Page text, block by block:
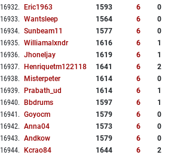
16932. Eric1963 1593 6
0
16933. Wantsleep 1564 6
0
16934. Sunbeam11 1577 6
0
16935. Williamalxndr 1616 6
1
16936. Jhoneljay 1619 6
1
16937. Henriquetm122118 1641 6
2
16938. Misterpeter 1614 6
0
16939. Prabath_ud 1614 6
1
16940. Bbdrums 1597 6
1
16941 . Goyocm 1579 6
0
16942. Anna04 1573 6
0
16943. Andkow 1579 6
0
16944. Kcrao84 1644 6
2